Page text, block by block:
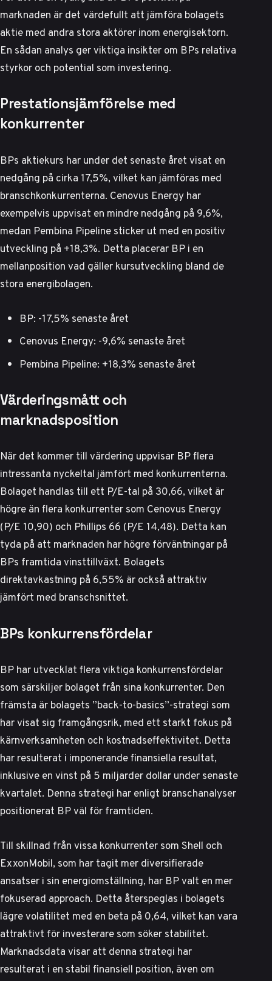
marknaden är det värdefullt att jämföra bolagets
aktie med andra stora aktörer inom energisektorn.
En sådan analys ger viktiga insikter om BPs relativa
styrkor och potential som investering.
Prestationsjämförelse med
konkurrenter
BPs aktiekurs har under det senaste året visat en
nedgång på cirka 17,5%, vilket kan jämföras med
branschkonkurrenterna. Cenovus Energy har
exempelvis uppvisat en mindre nedgång på 9,6%,
medan Pembina Pipeline sticker ut med en positiv
utveckling på +18,3%. Detta placerar BP i en
mellanposition vad gäller kursutveckling bland de
stora energibolagen.
BP: -17,5% senaste året
Cenovus Energy: -9,6% senaste året
Pembina Pipeline: +18,3% senaste året
Värderingsmått och
marknadsposition
När det kommer till värdering uppvisar BP flera
intressanta nyckeltal jämfört med konkurrenterna.
Bolaget handlas till ett P/E-tal på 30,66, vilket är
högre än flera konkurrenter som Cenovus Energy
(P/E 10,90) och Phillips 66 (P/E 14,48). Detta kan
tyda på att marknaden har högre förväntningar på
BPs framtida vinsttillväxt. Bolagets
direktavkastning på 6,55% är också attraktiv
jämfört med branschsnittet.
BPs konkurrensfördelar
BP har utvecklat flera viktiga konkurrensfördelar
som särskiljer bolaget från sina konkurrenter. Den
främsta är bolagets ”back-to-basics”-strategi som
har visat sig framgångsrik, med ett starkt fokus på
kärnverksamheten och kostnadseffektivitet. Detta
har resulterat i imponerande finansiella resultat,
inklusive en vinst på 5 miljarder dollar under senaste
kvartalet. Denna strategi har enligt branschanalyser
positionerat BP väl för framtiden.
Till skillnad från vissa konkurrenter som Shell och
ExxonMobil, som har tagit mer diversifierade
ansatser i sin energiomställning, har BP valt en mer
fokuserad approach. Detta återspeglas i bolagets
lägre volatilitet med en beta på 0,64, vilket kan vara
attraktivt för investerare som söker stabilitet.
Marknadsdata visaratt denna strategi har
resulterat i en stabil finansiell position, även om